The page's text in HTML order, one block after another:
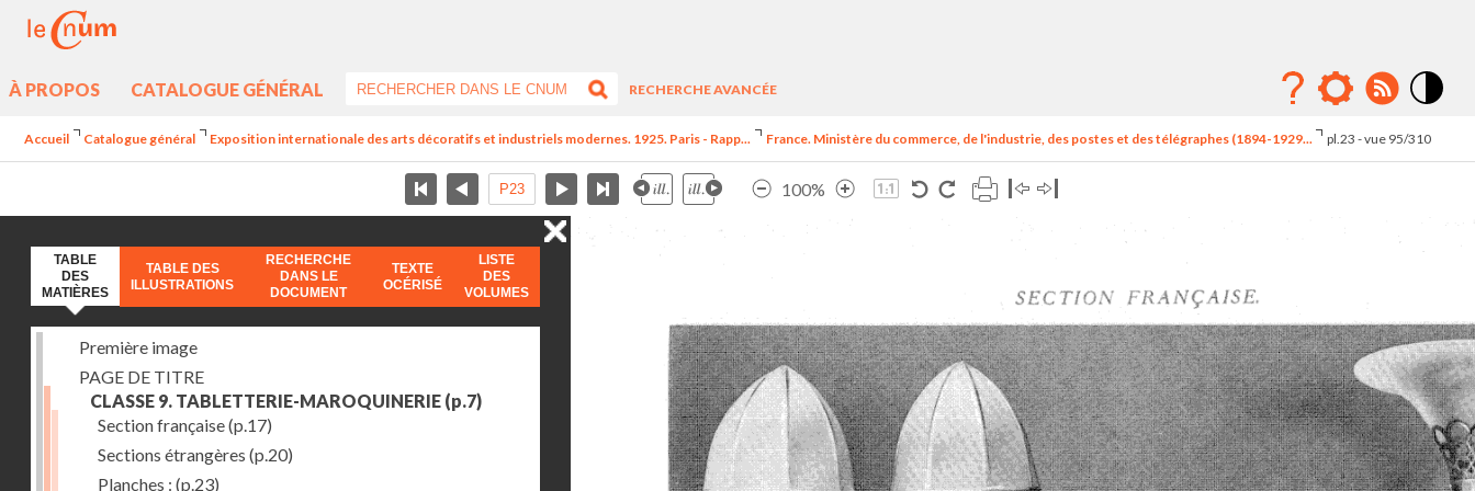
À PROPOS CATALOGUE GÉNÉRAL
RECHERCHE AVANCÉE
élévé
Accueil Catalogue général Exposition internationale des arts décoratifs et industriels modernes. 1925. Paris - Rapp... France. Ministère du commerce, de l'industrie, des postes et des télégraphes (1894-1929... pl.23 - vue 95/310
100%
TABLE
DES
MATIÈRES
TABLE DES
ILLUSTRATIONS
RECHERCHE
DANS LE
DOCUMENT
TEXTE
OCÉRISÉ
LISTE
DES
VOLUMES
Première image
PAGE DE TITRE
CLASSE 9. TABLETTERIE-MAROQUINERIE (p.7)
Section française(p.17)
Sections étrangères (p.20)
Planches : (p.23)